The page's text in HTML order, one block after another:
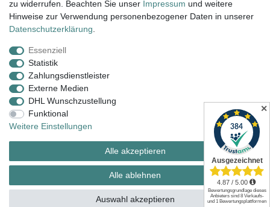
Armbanduhr Damen, Armbanduhr Herren,
Impressum
Widerrufs­recht Kontakt
zu widerrufen. Beachten Sie unser Impressum und weitere
Hinweise zur Verwendung personenbezogener Daten in unserer
Daten­schutz­erklärung
Essenziell
Statistik
Zahlungsdienstleister
Externe Medien
DHL Wunschzustellung
Funktional
Weitere Einstellungen
Alle akzeptieren
Alle ablehnen
Auswahl akzeptieren
✕